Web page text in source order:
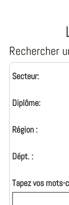
Rechercher
Secteur:
Diplôme:
Région :
Dépt. :
Tapez vos mots-